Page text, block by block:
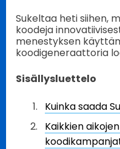
Sukeltaa heti siihen,
koodeja
menestyksen
koodigeneraattoria
Sisällysluettelo
Kuinka saada
Kaikkien